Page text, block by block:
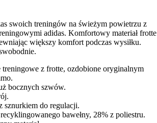
swoich treningów na świeżym powietrzu z
adidas. Komfortowy materiał frotte
większy komfort podczas wysiłku.
z frotte, ozdobione oryginalnym
bocznych szwów.
sznurkiem do regulacji.
bawełny, 28% z poliestru.